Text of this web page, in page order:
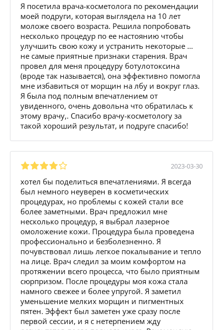
Я посетила врача-косметолога по рекомендации
моей подруги, которая выглядела на 10 лет
моложе своего возраста. Решила попробовать
несколько процедур по ее настоянию чтобы
улучшить свою кожу и устранить некоторые …
не самые приятные признаки старения. Врач
провел для меня процедуру ботулотоксина
(вроде так называется), она эффективно помогла
мне избавиться от морщин на лбу и вокруг глаз.
Я была под полным впечатлением от
увиденного, очень довольна что обратилась к
этому врачу,. Спасибо врачу-косметологу за
такой хороший результат, и подруге спасибо!
2023-03-30
хотел бы поделиться впечатлениями. Я всегда
был немного неуверен в косметических
процедурах, но проблемы с кожей стали все
более заметными. Врач предложил мне
несколько процедур, я выбрал лазерное
омоложение кожи. Процедура была проведена
профессионально и безболезненно. Я
почувствовал лишь легкое покалывание и тепло
на лице. Врач следил за моим комфортом на
протяжении всего процесса, что было приятным
сюрпризом. После процедуры моя кожа стала
намного свежее и более упругой. Я заметил
уменьшение мелких морщин и пигментных
пятен. Эффект был заметен уже сразу после
первой сессии, и я с нетерпением жду